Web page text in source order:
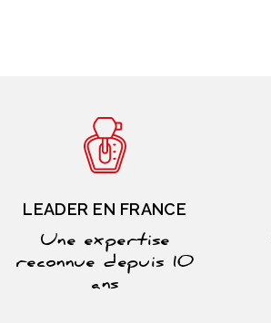
LEADER EN FRANCE
Une expertise
reconnue depuis 10
ans